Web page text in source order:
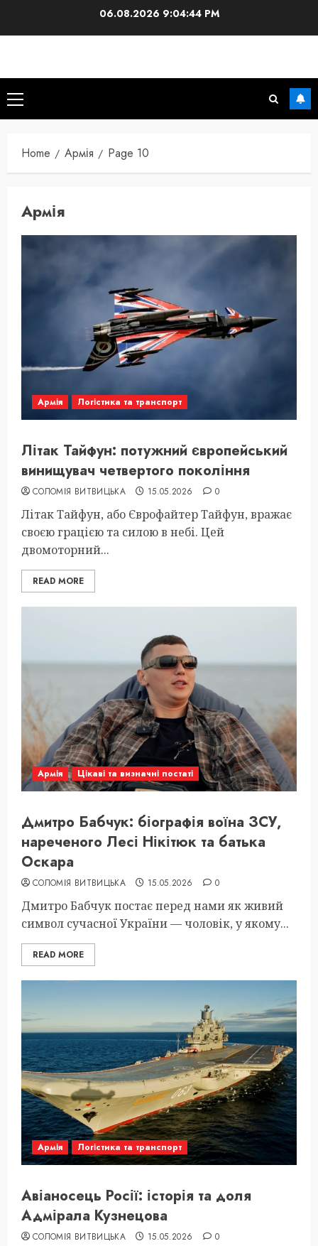
06.08.2026 9:04:45 PM
Primary
Menu
Home Армія Page 10
Армія
Армія Логістика та транспорт
Літак Тайфун: потужний європейський
винищувач четвертого покоління
СОЛОМІЯ ВИТВИЦЬКА 15.05.2026 0
Літак Тайфун, або Єврофайтер Тайфун, вражає
своєю грацією та силою в небі. Цей
двомоторний...
READ MORE
Армія Цікаві та визначні постаті
Дмитро Бабчук: біографія воїна ЗСУ,
нареченого Лесі Нікітюк та батька
Оскара
СОЛОМІЯ ВИТВИЦЬКА 15.05.2026 0
Дмитро Бабчук постає перед нами як живий
символ сучасної України — чоловік, у якому...
READ MORE
Армія Логістика та транспорт
Авіаносець Росії: історія та доля
Адмірала Кузнецова
СОЛОМІЯ ВИТВИЦЬКА 15.05.2026 0